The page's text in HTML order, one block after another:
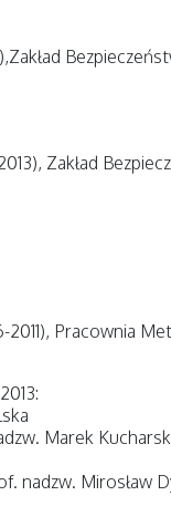
Zakład
2011), Pracownia
Marek
nadzw. Mirosław